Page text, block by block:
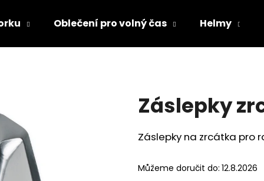
Oblečení pro volný čas Helmy
Záslepky
Záslepky na zrcátka pro
Můžeme doručit do: 12.8.2026
HLEDAT